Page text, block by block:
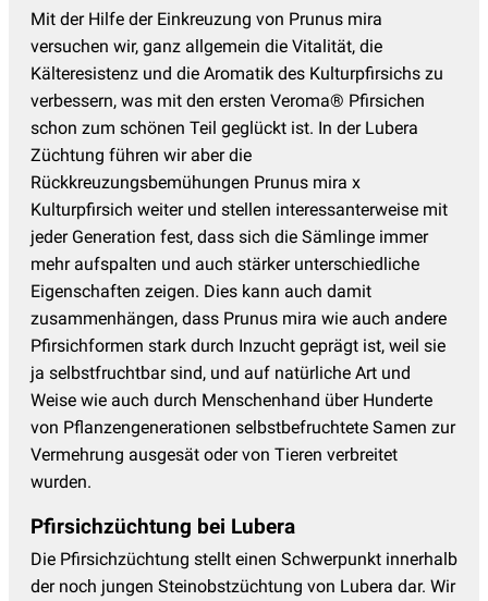
Mit der Hilfe der Einkreuzung von Prunus mira
versuchen wir, ganz allgemein die Vitalität, die
Kälteresistenz und die Aromatik des Kulturpfirsichs zu
verbessern, was mit den ersten Veroma® Pfirsichen
schon zum schönen Teil geglückt ist. In der Lubera
Züchtung führen wir aber die
Rückkreuzungsbemühungen Prunus mira x
Kulturpfirsich weiter und stellen interessanterweise mit
jeder Generation fest, dass sich die Sämlinge immer
mehr aufspalten und auch stärker unterschiedliche
Eigenschaften zeigen. Dies kann auch damit
zusammenhängen, dass Prunus mira wie auch andere
Pfirsichformen stark durch Inzucht geprägt ist, weil sie
ja selbstfruchtbar sind, und auf natürliche Art und
Weise wie auch durch Menschenhand über Hunderte
von Pflanzengenerationen selbstbefruchtete Samen zur
Vermehrung ausgesät oder von Tieren verbreitet
wurden.
Pfirsichzüchtung bei Lubera
Die Pfirsichzüchtung stellt einen Schwerpunkt innerhalb
der noch jungen Steinobstzüchtung von Lubera dar. Wir